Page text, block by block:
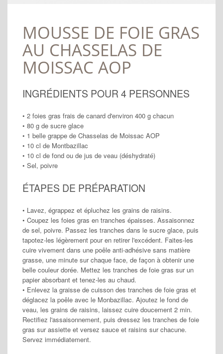
MOUSSE DE FOIE GRAS
AU CHASSELAS DE
MOISSAC AOP
INGRÉDIENTS POUR4 PERSONNES
• 2 foies gras frais de canard d'environ 400 g chacun
• 80 g de sucre glace
• 1 belle grappe de Chasselas de Moissac AOP
• 10 cl de Montbazillac
• 10 cl de fond ou de jus de veau (déshydraté)
• Sel, poivre
ÉTAPES DE PRÉPARATION
• Lavez, égrappez et épluchez les grains de raisins.
• Coupez les foies gras en tranches épaisses. Assaisonnez
de sel, poivre. Passez les tranches dans le sucre glace, puis
tapotez-les légèrement pour en retirer l'excédent. Faites-les
cuire vivement dans une poêle anti-adhésive sans matière
grasse, une minute sur chaque face, de façon à obtenir une
belle couleur dorée. Mettez les tranches de foie gras sur un
papier absorbant et tenez-les au chaud.
• Enlevez la graisse de cuisson des tranches de foie gras et
déglacez la poêle avec le Monbazillac. Ajoutez le fond de
veau, les grains de raisins, laissez cuire doucement 2 min.
Rectifiez l'assaisonnement, puis dressez les tranches de foie
gras sur assiette et versez sauce et raisins sur chacune.
Servez immédiatement.